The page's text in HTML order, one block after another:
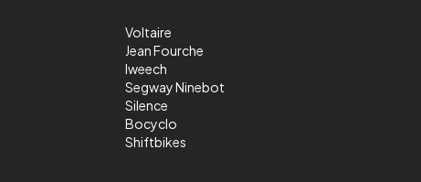
Voltaire
Jean Fourche
Iweech
Segway Ninebot
Silence
Bocyclo
Shiftbikes